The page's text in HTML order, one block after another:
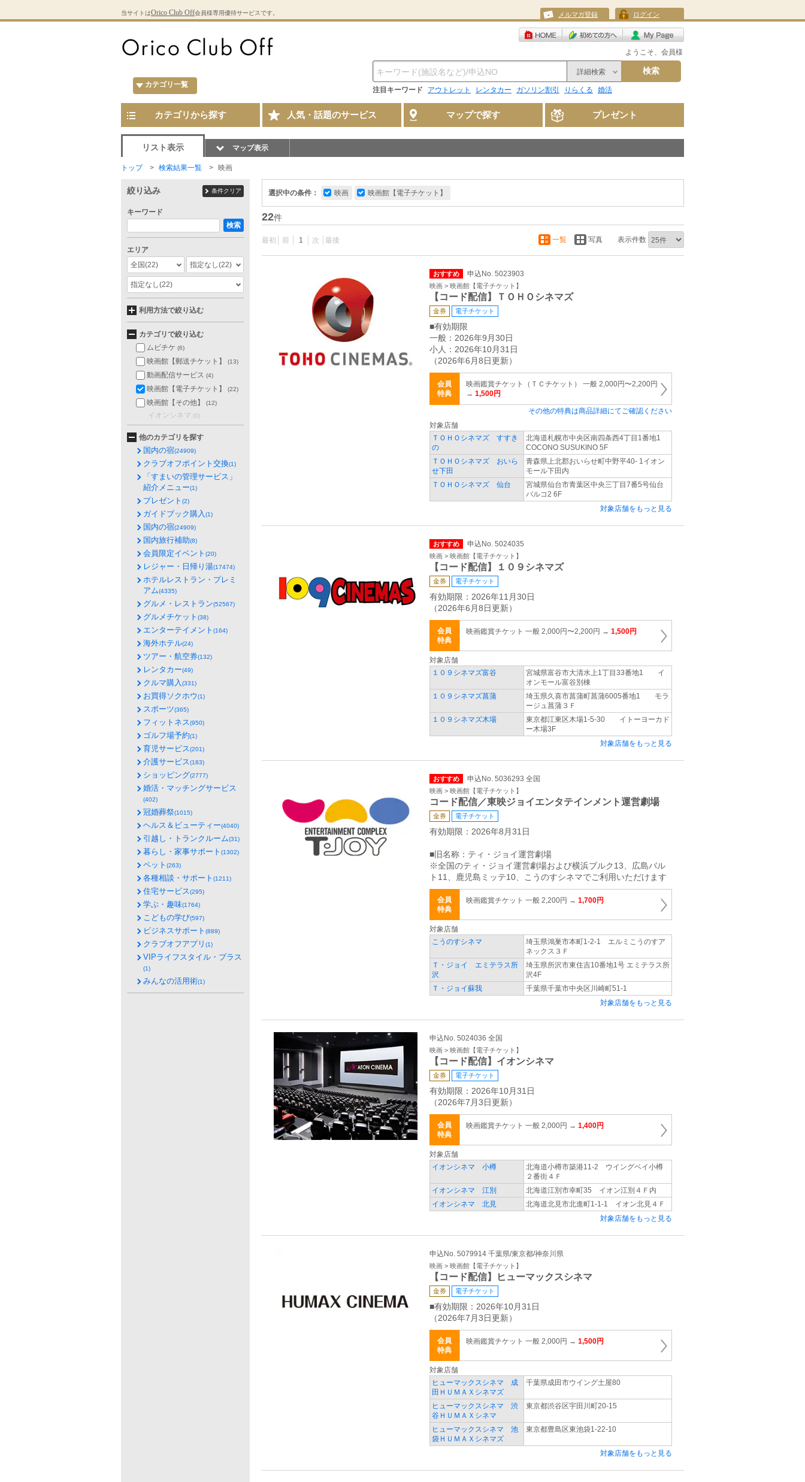
当サイトはOrico Club Off会員様専用優待サービスです。 メルマガ登録 ログイン
ようこそ、会員様
カテゴリ一覧
詳細検索 検索
注目キーワード アウトレット レンタカー ガソリン割引 りらくる 婚活
カテゴリから探す 人気・話題のサービス マップで探す プレゼント
リスト表示 マップ表示
トップ 検索結果一覧 映画
選択中の条件： 映画 映画館【電子チケット】
22件
最初 前 1 次 最後 一覧 写真 表示件数
おすすめ 申込No. 5023903
映画 > 映画館【電子チケット】
【コード配信】ＴＯＨＯシネマズ
金券 電子チケット
■有効期限
一般：2026年9月30日
小人：2026年10月31日
（2026年6月8日更新）
会員
特典
映画鑑賞チケット（ＴＣチケット） 一般 2,000円〜2,200円
→ 1,500円
その他の特典は商品詳細にてご確認ください
対象店舗
ＴＯＨＯシネマズ すすき
の
北海道札幌市中央区南四条西4丁目1番地1
COCONO SUSUKINO 5F
ＴＯＨＯシネマズ おいら
せ下田
青森県上北郡おいらせ町中野平40- 1イオン
モール下田内
ＴＯＨＯシネマズ 仙台
宮城県仙台市青葉区中央三丁目7番5号仙台
パルコ2 6F
対象店舗をもっと見る
おすすめ 申込No. 5024035
映画 > 映画館【電子チケット】
【コード配信】１０９シネマズ
金券 電子チケット
有効期限：2026年11月30日
（2026年6月8日更新）
会員
特典
映画鑑賞チケット 一般 2,000円〜2,200円 → 1,500円
対象店舗
１０９シネマズ富谷
宮城県富谷市大清水上1丁目33番地1 イ
オンモール富谷別棟
１０９シネマズ菖蒲
埼玉県久喜市菖蒲町菖蒲6005番地1 モラ
ージュ菖蒲３Ｆ
１０９シネマズ木場
東京都江東区木場1‐5‐30 イトーヨーカド
ー木場3F
対象店舗をもっと見る
おすすめ 申込No. 5036293 全国
映画 > 映画館【電子チケット】
コード配信／東映ジョイエンタテインメント運営劇場
金券 電子チケット
有効期限：2026年8月31日
■旧名称：ティ・ジョイ運営劇場
※全国のティ・ジョイ運営劇場および横浜ブルク13、広島バル
ト11、鹿児島ミッテ10、こうのすシネマでご利用いただけます
会員
特典
映画鑑賞チケット 一般 2,200円 → 1,700円
対象店舗
こうのすシネマ
埼玉県鴻巣市本町1‐2‐1 エルミこうのすア
ネックス３Ｆ
Ｔ・ジョイ エミテラス所
沢
埼玉県所沢市東住吉10番地1号 エミテラス所
沢4F
Ｔ・ジョイ蘇我
千葉県千葉市中央区川崎町51‐1
対象店舗をもっと見る
申込No. 5024036 全国
映画 > 映画館【電子チケット】
【コード配信】イオンシネマ
金券 電子チケット
有効期限：2026年10月31日
（2026年7月3日更新）
会員
特典
映画鑑賞チケット 一般 2,000円 → 1,400円
対象店舗
イオンシネマ 小樽
北海道小樽市築港11‐2 ウイングベイ小樽
２番街４Ｆ
イオンシネマ 江別
北海道江別市幸町35 イオン江別４Ｆ内
イオンシネマ 北見
北海道北見市北進町1‐1‐1 イオン北見４Ｆ
対象店舗をもっと見る
申込No. 5079914 千葉県/東京都/神奈川県
映画 > 映画館【電子チケット】
【コード配信】ヒューマックスシネマ
金券 電子チケット
■有効期限：2026年10月31日
（2026年7月3日更新）
会員
特典
映画鑑賞チケット 一般 2,000円 → 1,500円
対象店舗
ヒューマックスシネマ 成
田ＨＵＭＡＸシネマズ
千葉県成田市ウイング土屋80
ヒューマックスシネマ 渋
谷ＨＵＭＡＸシネマ
東京都渋谷区宇田川町20‐15
ヒューマックスシネマ 池
袋ＨＵＭＡＸシネマズ
東京都豊島区東池袋1‐22‐10
対象店舗をもっと見る
絞り込み 条件クリア
キーワード
検索
エリア
全国(22) 指定なし(22)
指定なし(22)
利用方法で絞り込む
カテゴリで絞り込む
ムビチケ (6)
映画館【郵送チケット】 (13)
動画配信サービス (4)
映画館【電子チケット】 (22)
映画館【その他】 (12)
イオンシネマ (0)
他のカテゴリを探す
国内の宿(24909)
クラブオフポイント交換(1)
「すまいの管理サービス」
紹介メニュー(1)
プレゼント (2)
ガイドブック購入 (1)
国内の宿(24909)
国内旅行補助(8)
会員限定イベント (20)
レジャー・日帰り湯(17474)
ホテルレストラン・プレミ
アム(4335)
グルメ・レストラン(52567)
グルメチケット (38)
エンターテイメント (164)
海外ホテル(24)
ツアー・航空券(132)
レンタカー(49)
クルマ購入 (331)
お買得ソクホウ(1)
スポーツ(365)
フィットネス(950)
ゴルフ場予約(1)
育児サービス(201)
介護サービス(183)
ショッピング(2777)
婚活・マッチングサービス
(402)
冠婚葬祭(1015)
ヘルス＆ビューティー(4040)
引越し・トランクルーム(31)
暮らし・家事サポート (1302)
ペット (263)
各種相談・サポート (1211)
住宅サービス(295)
学ぶ・趣味(1764)
こどもの学び(597)
ビジネスサポート (889)
クラブオフアプリ (1)
VIPライフスタイル・プラス
(1)
みんなの活用術(1)